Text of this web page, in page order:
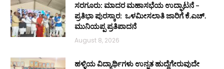
ಸರಗೂರು: ಮಾದರ ಮಹಾಸಭೆಯ ಉದ್ಘಾಟನೆ –
ಪ್ರತಿಭಾ ಪುರಸ್ಕಾರ: ಒಳಮೀಸಲಾತಿ ಜಾರಿಗೆ ಕೆ.ಎಚ್.
ಮುನಿಯಪ್ಪ ಪ್ರತಿಪಾದನೆ
August 8, 2026
ಹಳ್ಳಿಯ ವಿದ್ಯಾರ್ಥಿಗಳು ಉನ್ನತ ಹುದ್ದೆಗೇರುವುದೇ